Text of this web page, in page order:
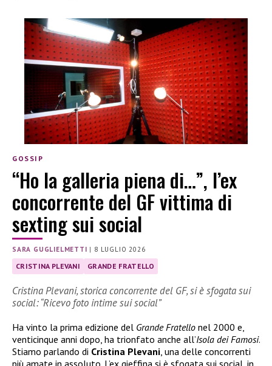
GOSSIP
“Ho la galleria piena di…”, l’ex
concorrente del GF vittima di
sexting sui social
SARA GUGLIELMETTI | 8 LUGLIO 2026
CRISTINA PLEVANI GRANDE FRATELLO
Cristina Plevani, storica concorrente del GF, si è sfogata sui
social: “Ricevo foto intime sui social”
Ha vinto la prima edizione del Grande Fratello nel 2000 e,
venticinque anni dopo, ha trionfato anche all’Isola dei Famosi.
Stiamo parlando di Cristina Plevani , una delle concorrenti
più amate in assoluto. L’ex gieffina si è sfogata sui social, in